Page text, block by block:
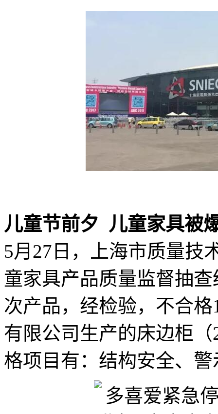
儿童节前夕 儿童家具被
5月27日，上海市质量技
童家具产品质量监督抽
次产品，经检验，不合
有限公司生产的床边柜
格项目有：结构安全、